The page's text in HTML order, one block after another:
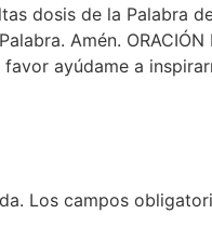
dosis de la Palabra
Amén.
ayúdame a
Los campos